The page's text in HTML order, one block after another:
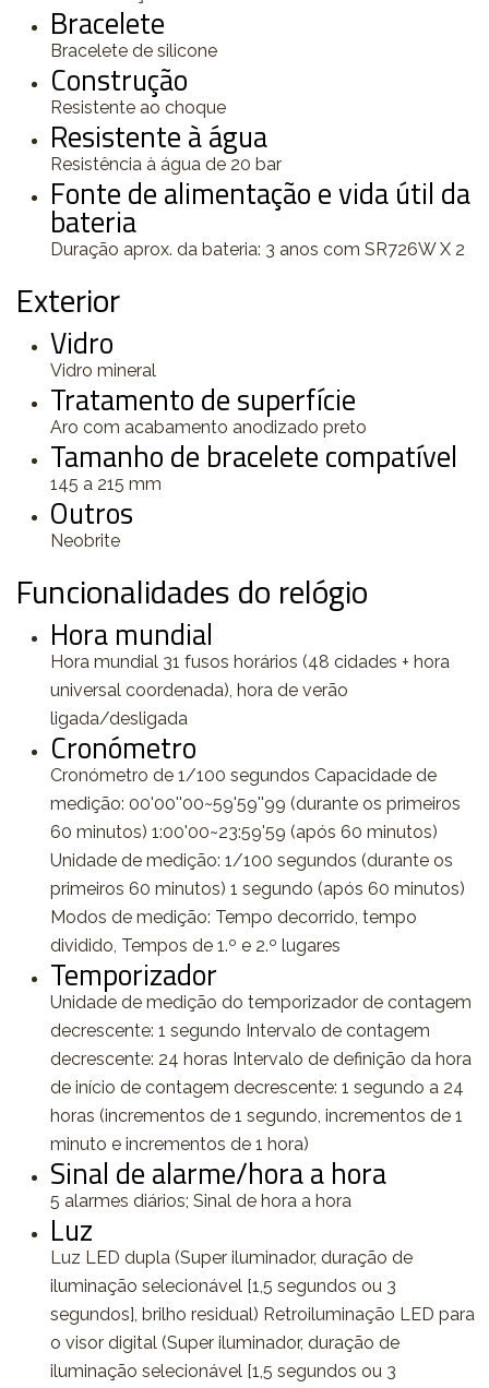
Bracelete
Bracelete de silicone
Construção
Resistente ao choque
Resistente à água
Resistência à água de 20 bar
Fonte de alimentação e vida útil da
bateria
Duração aprox. da bateria: 3 anos com SR726W X 2
Exterior
Vidro
Vidro mineral
Tratamento de superfície
Aro com acabamento anodizado preto
Tamanho de bracelete compatível
145 a 215 mm
Outros
Neobrite
Funcionalidades do relógio
Hora mundial
Hora mundial 31 fusos horários (48 cidades + hora
universal coordenada), hora de verão
ligada/desligada
Cronómetro
Cronómetro de 1/100 segundos Capacidade de
medição: 00'00''00~59'59''99 (durante os primeiros
60 minutos) 1:00'00~23:59'59 (após 60 minutos)
Unidade de medição: 1/100 segundos (durante os
primeiros 60 minutos) 1 segundo (após 60 minutos)
Modos de medição: Tempo decorrido, tempo
dividido, Tempos de 1.º e 2.º lugares
Temporizador
Unidade de medição do temporizador de contagem
decrescente: 1 segundo Intervalo de contagem
decrescente: 24 horas Intervalo de definição da hora
de início de contagem decrescente: 1 segundo a 24
horas (incrementos de 1 segundo, incrementos de 1
minuto e incrementos de 1 hora)
Sinal de alarme/hora a hora
5 alarmes diários; Sinal de hora a hora
Luz
Luz LED dupla (Super iluminador, duração de
iluminação selecionável [1,5 segundos ou 3
segundos], brilho residual) Retroiluminação LED para
o visor digital (Super iluminador, duração de
iluminação selecionável [1,5 segundos ou 3